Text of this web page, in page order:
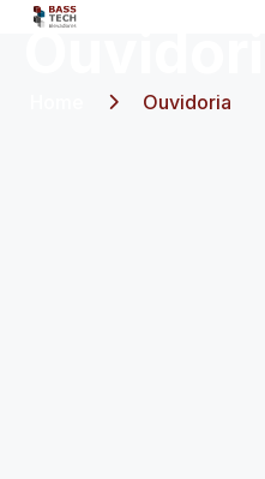
Ouvidoria
Ouvidoria